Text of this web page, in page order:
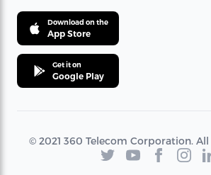
Download on the
App Store
Get it on
Google Play
© 2021 360 Telecom Corporation.